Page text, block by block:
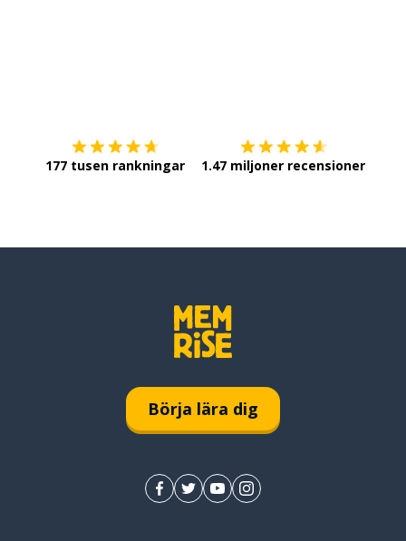
177 tusen rankningar 1.47 miljoner recensioner
Börja lära dig